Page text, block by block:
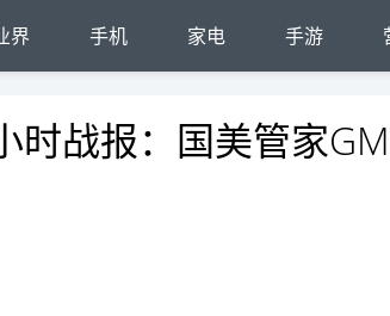
界 手机 家电 手游
时战报：国美管家